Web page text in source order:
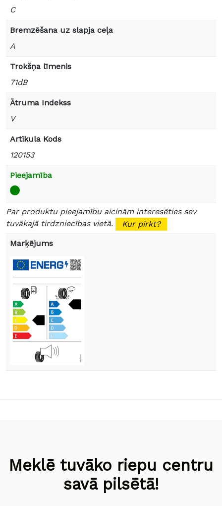
C
Bremzēšana uz slapja ceļa
A
Trokšņa līmenis
71dB
Ātruma Indekss
V
Artikula Kods
120153
Pieejamība
Par produktu pieejamību aicinām interesēties sev
tuvākajā tirdzniecības vietā.
Kur pirkt?
Marķējums
Meklē tuvāko riepu centru
savā pilsētā!